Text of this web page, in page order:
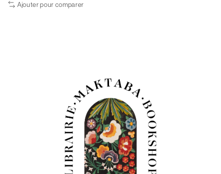
Ajouter pour comparer